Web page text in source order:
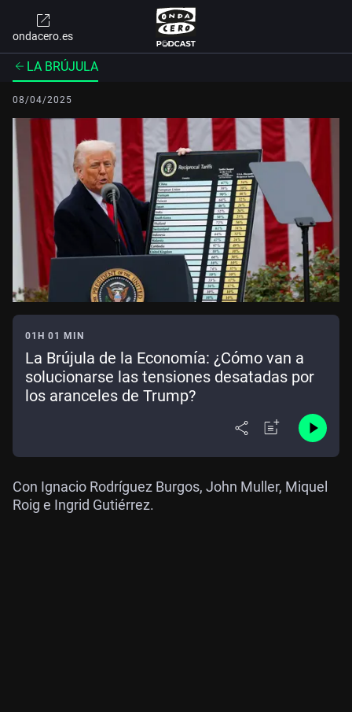
ondacero.es
LA BRÚJULA
08/04/2025
01H 01 MIN
La Brújula de la Economía: ¿Cómo van a
solucionarse las tensiones desatadas por
los aranceles de Trump?
Con Ignacio Rodríguez Burgos, John Muller, Miquel
Roig e Ingrid Gutiérrez.